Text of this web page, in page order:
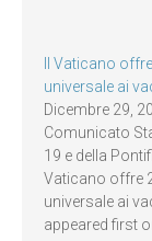
Il Vaticano
universale ai
Dicembre 29,
Comunicato
19 e della
Vaticano offre
universale ai
appeared first